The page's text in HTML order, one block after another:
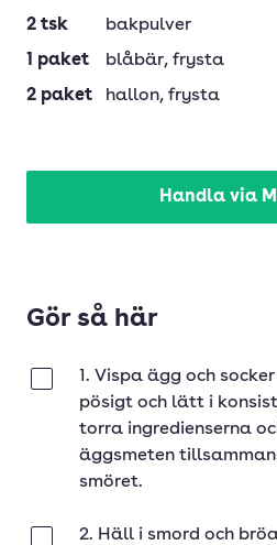
2 tsk
bakpulver
1 paket blåbär, frysta
2 paket hallon, frysta
Handla via
Gör så här
1. Vispa ägg och
pösigt och lätt i
torra ingredienserna
äggsmeten
smöret.
2. Häll i smord och